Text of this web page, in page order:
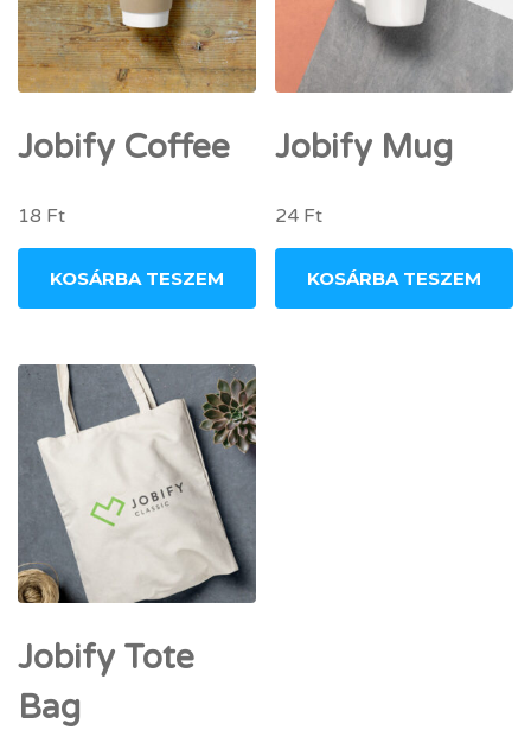
Jobify Coffee
18 Ft
KOSÁRBA TESZEM
Jobify Mug
24 Ft
KOSÁRBA TESZEM
Jobify Tote
Bag